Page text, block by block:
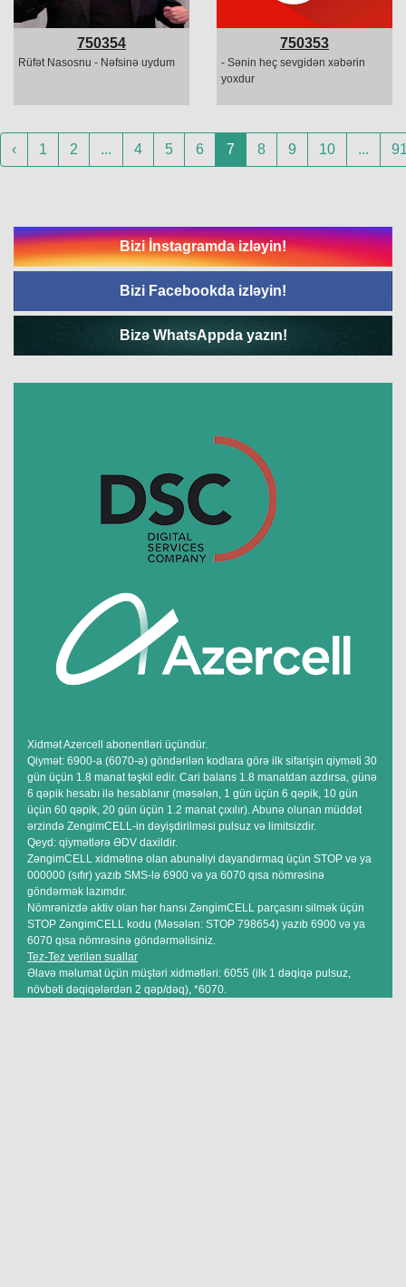
750354
Rüfət Nasosnu - Nəfsinə uydum
750353
- Sənin heç sevgidən xəbərin
yoxdur
‹ 1 2 ... 4 5 6 7 8 9 10 ...
Bizi İnstagramda izləyin!
Bizi Facebookda izləyin!
Bizə WhatsAppda yazın!
Xidmət Azercell abonentləri üçündür.
Qiymət: 6900-a (6070-ə) göndərilən kodlara görə ilk sifarişin qiyməti 30
gün üçün 1.8 manat təşkil edir. Cari balans 1.8 manatdan azdırsa, günə
6 qəpik hesabı ilə hesablanır (məsələn, 1 gün üçün 6 qəpik, 10 gün
üçün 60 qəpik, 20 gün üçün 1.2 manat çıxılır). Abunə olunan müddət
ərzində ZengimCELL-in dəyişdirilməsi pulsuz və limitsizdir.
Qeyd: qiymətlərə ƏDV daxildir.
ZəngimCELL xidmətinə olan abunəliyi dayandırmaq üçün STOP və ya
000000 (sıfır) yazıb SMS-lə 6900 və ya 6070 qısa nömrəsinə
göndərmək lazımdır.
Nömrənizdə aktiv olan hər hansı ZəngimCELL parçasını silmək üçün
STOP ZəngimCELL kodu (Məsələn: STOP 798654) yazıb 6900 və ya
6070 qısa nömrəsinə göndərməlisiniz.
Tez-Tez verilən suallar
Əlavə məlumat üçün müştəri xidmətləri: 6055 (ilk 1 dəqiqə pulsuz,
növbəti dəqiqələrdən 2 qəp/dəq), *6070.